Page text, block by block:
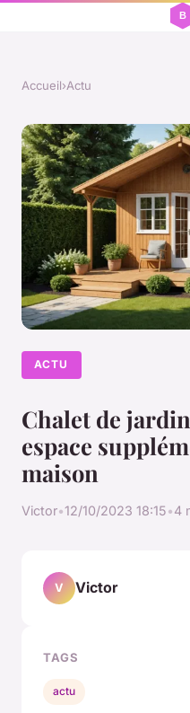
Accueil›Actu
ACTU
Chalet de
espace
maison
Victor•12/10/2023 18:15•4
V Victor
TAGS
actu